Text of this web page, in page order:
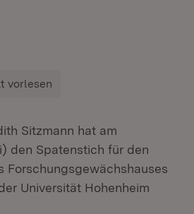
vorlesen
Sitzmann hat am
den Spatenstich für den
Forschungsgewächshauses
Universität Hohenheim